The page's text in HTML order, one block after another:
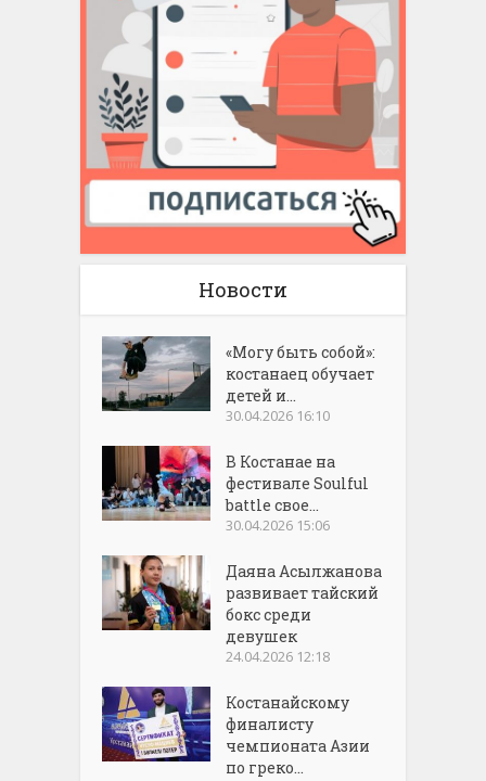
Новости
«Могу быть собой»:
костанаец обучает
детей и...
30.04.2026 16:10
В Костанае на
фестивале Soulful
battle свое...
30.04.2026 15:06
Даяна Асылжанова
развивает тайский
бокс среди
девушек
24.04.2026 12:18
Костанайскому
финалисту
чемпионата Азии
по греко...